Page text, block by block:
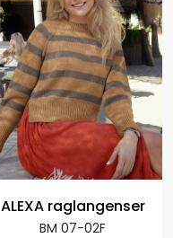
ALEXA raglangenser
BM 07-02F